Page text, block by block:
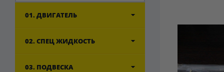
01. ДВИГАТЕЛЬ
02. СПЕЦ ЖИДКОСТЬ
03. ПОДВЕСКА